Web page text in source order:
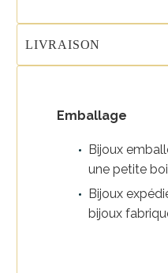
LIVRAISON
Emballage
Bijoux
une petite
Bijoux
bijoux